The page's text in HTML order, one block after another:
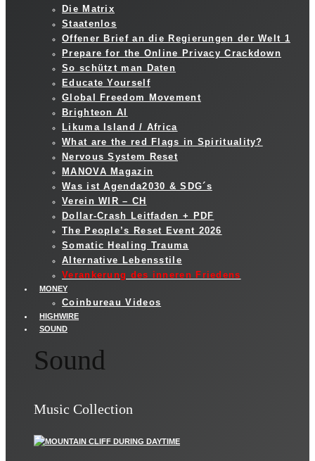
Die Matrix
Staatenlos
Offener Brief an die Regierungen der Welt 1
Prepare for the Online Privacy Crackdown
So schützt man Daten
Educate Yourself
Global Freedom Movement
Brighteon AI
Likuma Island / Africa
What are the red Flags in Spirituality?
Nervous System Reset
MANOVA Magazin
Was ist Agenda2030 & SDG´s
Verein WIR – CH
Dollar-Crash Leitfaden + PDF
The People’s Reset Event 2026
Somatic Healing Trauma
Alternative Lebensstile
Verankerung des inneren Friedens
MONEY
Coinbureau Videos
HIGHWIRE
SOUND
Sound
Music Collection